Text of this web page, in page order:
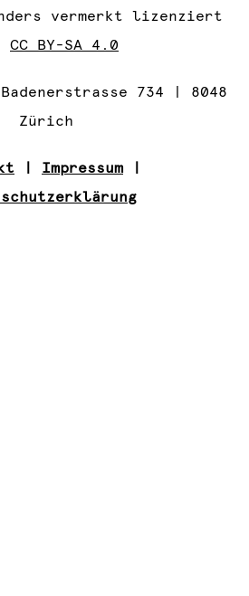
vermerkt lizenziert
CC BY-SA 4.0
734 | 8048
Zürich
Impressum